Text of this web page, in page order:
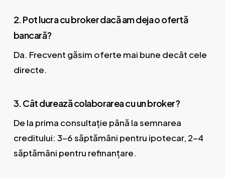
2. Pot lucra cu broker dacă am deja o ofertă
bancară?
Da. Frecvent găsim oferte mai bune decât cele
directe.
3. Cât durează colaborarea cu un broker?
De la prima consultație până la semnarea
creditului: 3-6 săptămâni pentru ipotecar, 2-4
săptămâni pentru refinanțare.